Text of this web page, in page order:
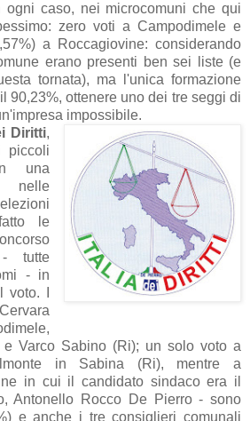
ogni caso, nei microcomuni che qui
zero voti a Campodimele e
a Roccagiovine: considerando
erano presenti ben sei liste (e
tornata), ma l'unica formazione
90,23%, ottenere uno dei tre seggi di
impossibile.
Diritti,
piccoli
una
nelle
le
tutte
- in
I
Varco Sabino (Ri); un solo voto a
in Sabina (Ri), mentre a
in cui il candidato sindaco era il
Antonello Rocco De Pierro - sono
e anche i tre consiglieri comunali